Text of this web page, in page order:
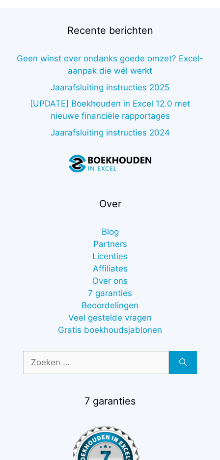
Recente berichten
Geen winst over ondanks goede omzet? Excel-
aanpak die wél werkt
Jaarafsluiting instructies 2025
[UPDATE] Boekhouden in Excel 12.0 met
nieuwe financiële rapportages
Jaarafsluiting instructies 2024
Over
Blog
Partners
Licenties
Affiliates
Over ons
7 garanties
Beoordelingen
Veel gestelde vragen
Gratis boekhoudsjablonen
naar:
7 garanties